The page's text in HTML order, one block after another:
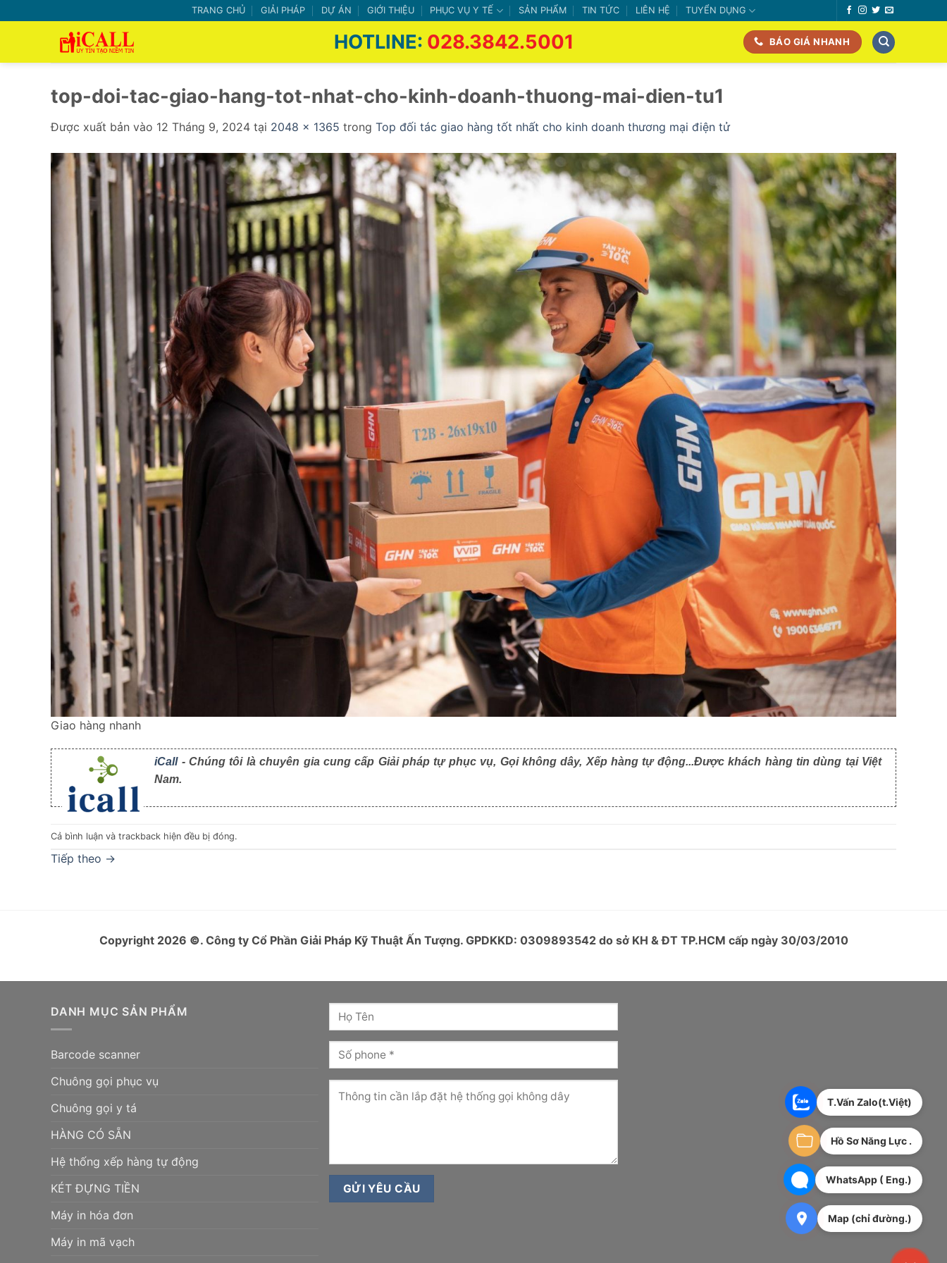
qua
dung
TRANG CHỦ GIẢI PHÁP DỰ ÁN GIỚI THIỆU PHỤC VỤ Y TẾ SẢN PHẨM TIN TỨC LIÊN HỆ TUYỂN DỤNG
HOTLINE: 028.3842.5001 BÁO GIÁ NHANH
top-doi-tac-giao-hang-tot-nhat-cho-kinh-doanh-thuong-mai-dien-tu1
Được xuất bản vào 12 Tháng 9, 2024 tại 2048 × 1365 trong Top đối tác giao hàng tốt nhất cho kinh doanh thương mại điện tử
Giao hàng nhanh
iCall- Chúng tôi là chuyên gia cung cấp Giải pháp tự phục vụ, Gọi không dây, Xếp hàng tự động...Được khách hàng tin dùng tại Việt
Nam.
Cả bình luận và trackback hiện đều bị đóng.
Tiếp theo →
Copyright 2026 ©. Công ty Cổ Phần Giải Pháp Kỹ Thuật Ấn Tượng. GPDKKD: 0309893542 do sở KH & ĐT TP.HCM cấp ngày 30/03/2010
DANH MỤC SẢN PHẨM
Barcode scanner
Chuông gọi phục vụ
Chuông gọi y tá
HÀNG CÓ SẴN
Hệ thống xếp hàng tự động
KÉT ĐỰNG TIỀN
Máy in hóa đơn
Máy in mã vạch
T.Vấn Zalo(t.Việt)
Hồ Sơ Năng Lực .
WhatsApp ( Eng.)
Map (chỉ đường.)